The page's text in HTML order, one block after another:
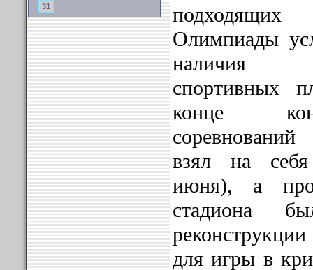
31
Олимпиады
наличия
спортивных
конце
взял на
июня), а
стадиона
для игры в